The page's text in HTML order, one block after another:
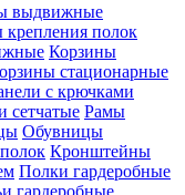
выдвижные
полок
Корзины
стационарные
с крючками
сетчатые Рамы
Обувницы
Кронштейны
Полки гардеробные
гардеробные